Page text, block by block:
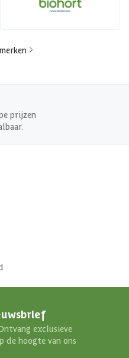
prijzen
exclusieve
de hoogte van ons